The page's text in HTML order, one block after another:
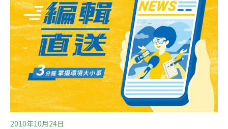
局第四區養護工程處副處長廖吳章指出，116公里處坍
方，地基沖垮，僅能挖鑿山壁搶開新便道。23日大雨不
斷，挖便道時，開路先鋒爺廟段，山壁又坍方約20公尺高
的土石。東澳派出所長潘明政說，只好先挖掉半座山，讓
機具通行。
2010年10月24日